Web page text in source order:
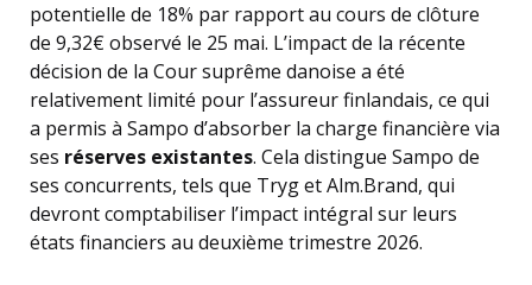
potentielle de 18% par rapport au cours de clôture
de 9,32€ observé le 25 mai. L’impact de la récente
décision de la Cour suprême danoise a été
relativement limité pour l’assureur finlandais, ce qui
a permis à Sampo d’absorber la charge financière via
ses réserves existantes. Cela distingue Sampo de
ses concurrents, tels que Tryg et Alm.Brand, qui
devront comptabiliser l’impact intégral sur leurs
états financiers au deuxième trimestre 2026.